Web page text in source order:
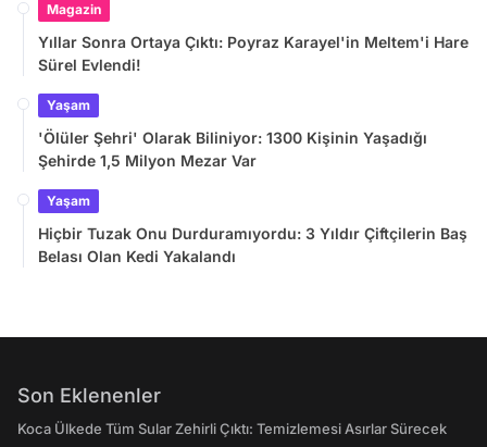
Magazin
Yıllar Sonra Ortaya Çıktı: Poyraz Karayel'in Meltem'i Hare
Sürel Evlendi!
Yaşam
'Ölüler Şehri' Olarak Biliniyor: 1300 Kişinin Yaşadığı
Şehirde 1,5 Milyon Mezar Var
Yaşam
Hiçbir Tuzak Onu Durduramıyordu: 3 Yıldır Çiftçilerin Baş
Belası Olan Kedi Yakalandı
Son Eklenenler
Koca Ülkede Tüm Sular Zehirli Çıktı: Temizlemesi Asırlar Sürecek